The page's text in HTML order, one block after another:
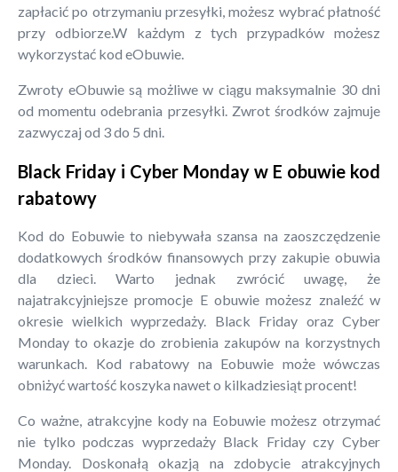
zapłacić po otrzymaniu przesyłki, możesz wybrać płatność
przy odbiorze.W każdym z tych przypadków możesz
wykorzystać kod eObuwie.
Zwroty eObuwie są możliwe w ciągu maksymalnie 30 dni
od momentu odebrania przesyłki. Zwrot środków zajmuje
zazwyczaj od 3 do 5 dni.
Black Friday i Cyber Monday w E obuwie kod
rabatowy
Kod do Eobuwie to niebywała szansa na zaoszczędzenie
dodatkowych środków finansowych przy zakupie obuwia
dla dzieci. Warto jednak zwrócić uwagę, że
najatrakcyjniejsze promocje E obuwie możesz znaleźć w
okresie wielkich wyprzedaży. Black Friday oraz Cyber
Monday to okazje do zrobienia zakupów na korzystnych
warunkach. Kod rabatowy na Eobuwie może wówczas
obniżyć wartość koszyka nawet o kilkadziesiąt procent!
Co ważne, atrakcyjne kody na Eobuwie możesz otrzymać
nie tylko podczas wyprzedaży Black Friday czy Cyber
Monday. Doskonałą okazją na zdobycie atrakcyjnych